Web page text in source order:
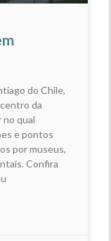
do Chile,
da
no qual
e pontos
por museus,
Confira